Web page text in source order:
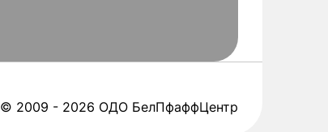
2009 - 2026 ОДО БелПфаффЦентр